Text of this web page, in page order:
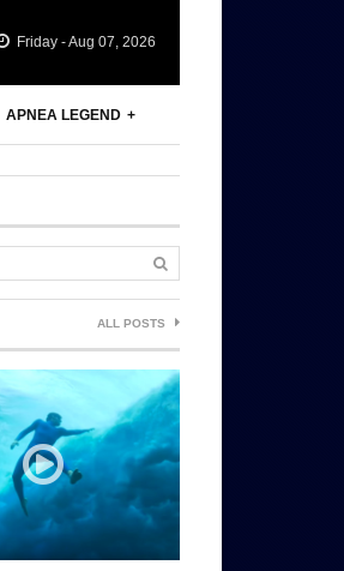
Friday - Aug 07, 2026
APNEA LEGEND
ALL POSTS